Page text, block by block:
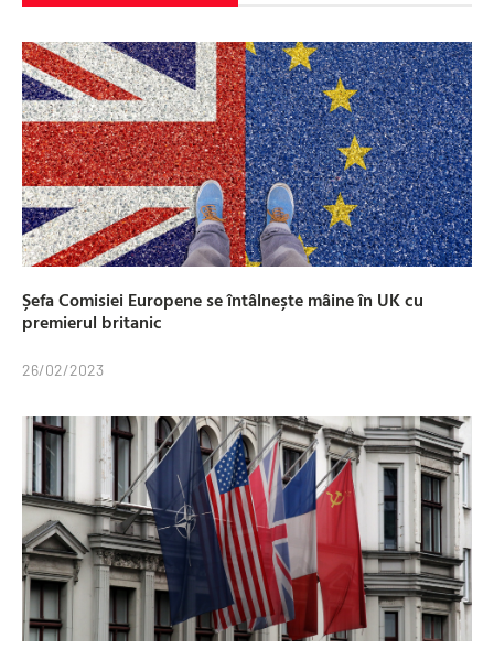
Șefa Comisiei Europene se întâlnește mâine în UK cu
premierul britanic
26/02/2023